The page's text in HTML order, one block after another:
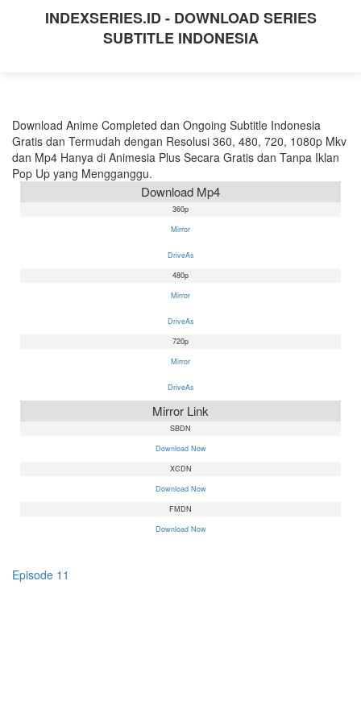
INDEXSERIES.ID - DOWNLOAD SERIES
SUBTITLE INDONESIA
Download Anime Completed dan Ongoing Subtitle Indonesia
Gratis dan Termudah dengan Resolusi 360, 480, 720, 1080p Mkv
dan Mp4 Hanya di Animesia Plus Secara Gratis dan Tanpa Iklan
Pop Up yang Mengganggu.
Download Mp4
360p
Mirror
DriveAs
480p
Mirror
DriveAs
720p
Mirror
DriveAs
Mirror Link
SBDN
Download Now
XCDN
Download Now
FMDN
Download Now
Episode 11